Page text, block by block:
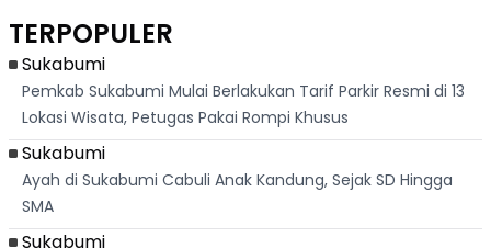
Banteng
"Bang Messi"
TERPOPULER
Sukabumi
Pemkab Sukabumi Mulai Berlakukan Tarif Parkir Resmi di 13
Lokasi Wisata, Petugas Pakai Rompi Khusus
Sukabumi
Ayah di Sukabumi Cabuli Anak Kandung, Sejak SD Hingga
SMA
Sukabumi